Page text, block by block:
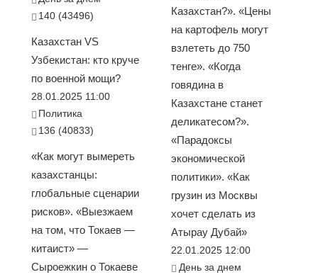
140 (43496)
Казахстан VS
Узбекистан: кто круче
по военной мощи?
28.01.2025 11:00
Политика
136 (40833)
«Как могут вымереть
казахстанцы:
глобальные сценарии
рисков». «Выезжаем
на том, что Токаев —
китаист» —
Сыроежкин о Токаеве
Казахстан?». «Цены
на картофель могут
взлететь до 750
тенге». «Когда
говядина в
Казахстане станет
деликатесом?».
«Парадоксы
экономической
политики». «Как
грузин из Москвы
хочет сделать из
Атырау Дубай»
22.01.2025 12:00
День за днем